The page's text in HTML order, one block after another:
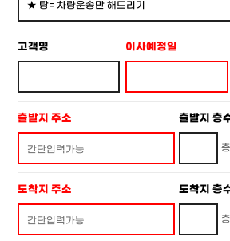
고객명 이사예정일
출발지 주소 출발지 층
층
도착지 주소 도착지 층
층